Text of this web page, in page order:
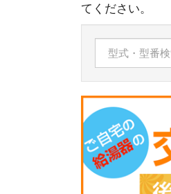
てください。